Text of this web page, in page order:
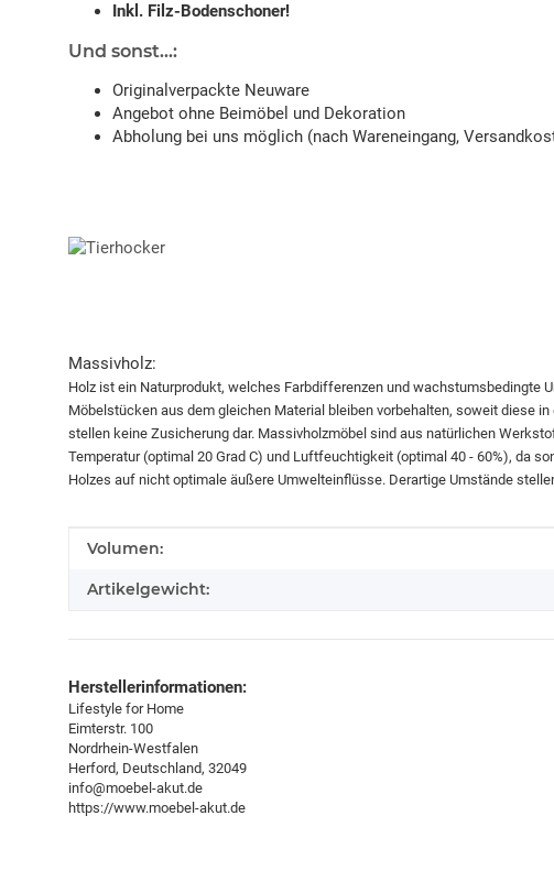
Inkl. Filz-Bodenschoner!
Und sonst...:
Originalverpackte Neuware
Angebot ohne Beimöbel und Dekoration
Abholung bei uns möglich (nach Wareneingang,
Massivholz:
Holz ist ein Naturprodukt, welches Farbdifferenzen und wachstumsbedingte
Möbelstücken aus dem gleichen Material bleiben vorbehalten, soweit diese
stellen keine Zusicherung dar. Massivholzmöbel sind aus natürlichen
Temperatur (optimal 20 Grad C) und Luftfeuchtigkeit (optimal 40 - 60%), da
Holzes auf nicht optimale äußere Umwelteinflüsse. Derartige Umstände
Produkteigenschaft
Wert
Volumen:
Artikelgewicht:
Herstellerinformationen:
Lifestyle for Home
Eimterstr. 100
Nordrhein-Westfalen
Herford, Deutschland, 32049
info@moebel-akut.de
https://www.moebel-akut.de